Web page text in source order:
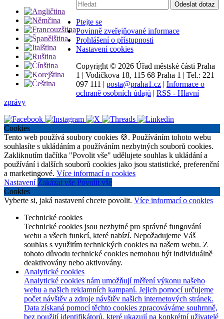
Vyhledávání:
Odeslat dotaz
Ptejte se
Povinně zveřejňované informace
Prohlášení o přístupnosti
Nastavení cookies
Copyright © 2026 Úřad městské části Praha
1 | Vodičkova 18, 115 68 Praha 1 | Tel.: 221
097 111 | posta@praha1.cz | Informace o
ochraně osobních údajů | RSS - Hlavní
zprávy
Cookies
Tento web používá soubory cookies 🍪. Používáním tohoto webu
souhlasíte s ukládáním a používáním nezbytných souborů cookies.
Zakliknutím tlačítka "Povolit vše" udělujete souhlas k ukládání a
používání i dalších souborů cookies jako jsou statistické, preferenční
a marketingové. Více informací o cookies
Nastavení Zakázat vše Povolit vše
Cookies
Vyberte si, jaká nastavení chcete povolit. Více informací o cookies
Technické cookies
Technické cookies jsou nezbytné pro správné fungování
webu a všech funkcí, které nabízí. Nepožadujeme Váš
souhlas s využitím technických cookies na našem webu. Z
tohoto důvodu technické cookies nemohou být individuálně
deaktivovány nebo aktivovány.
Analytické cookies
Analytické cookies nám umožňují měření výkonu našeho
webu a našich reklamních kampaní. Jejich pomocí určujeme
počet návštěv a zdroje návštěv našich internetových stránek.
Data získaná pomocí těchto cookies zpracováváme souhrnně,
bez použití identifikátorů, které ukazují na konkrétní uživatelé